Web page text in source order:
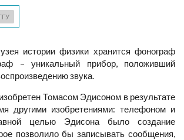
истории физики хранится фонограф
– уникальный прибор, положивший
звука.
Томасом Эдисоном в результате
другими изобретениями: телефоном и
целью Эдисона было создание
позволило бы записывать сообщения,